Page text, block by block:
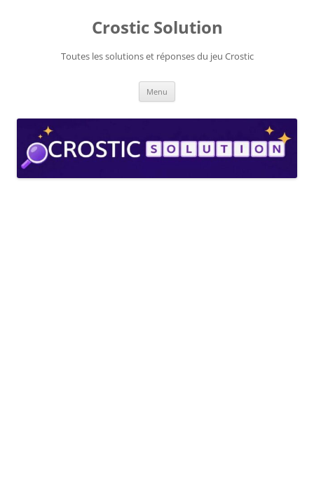
Crostic Solution
Toutes les solutions et réponses du jeu Crostic
Menu